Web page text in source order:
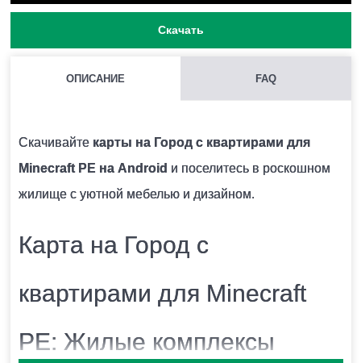
Скачать
ОПИСАНИЕ FAQ
Скачивайте карты на Город с квартирами для
Minecraft PE на Android и поселитесь в роскошном
жилище с уютной мебелью и дизайном.
Карта на Город с
квартирами для Minecraft
PE: Жилые комплексы
После того, как вы скачаете файл, запустите его.
Карта автоматически импортируется в игру и будет
высвечиваться в списках.
Для того, чтобы установить карту необходимо
sdcard/games/com.mojang/minecraftworlds.